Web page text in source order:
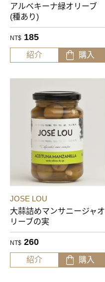
アルベキーナ緑オリーブ
(種あり)
NT$ 185
紹介 購入
JOSE LOU
大蒜詰めマンサニージャオ
リーブの実
NT$ 260
紹介 購入